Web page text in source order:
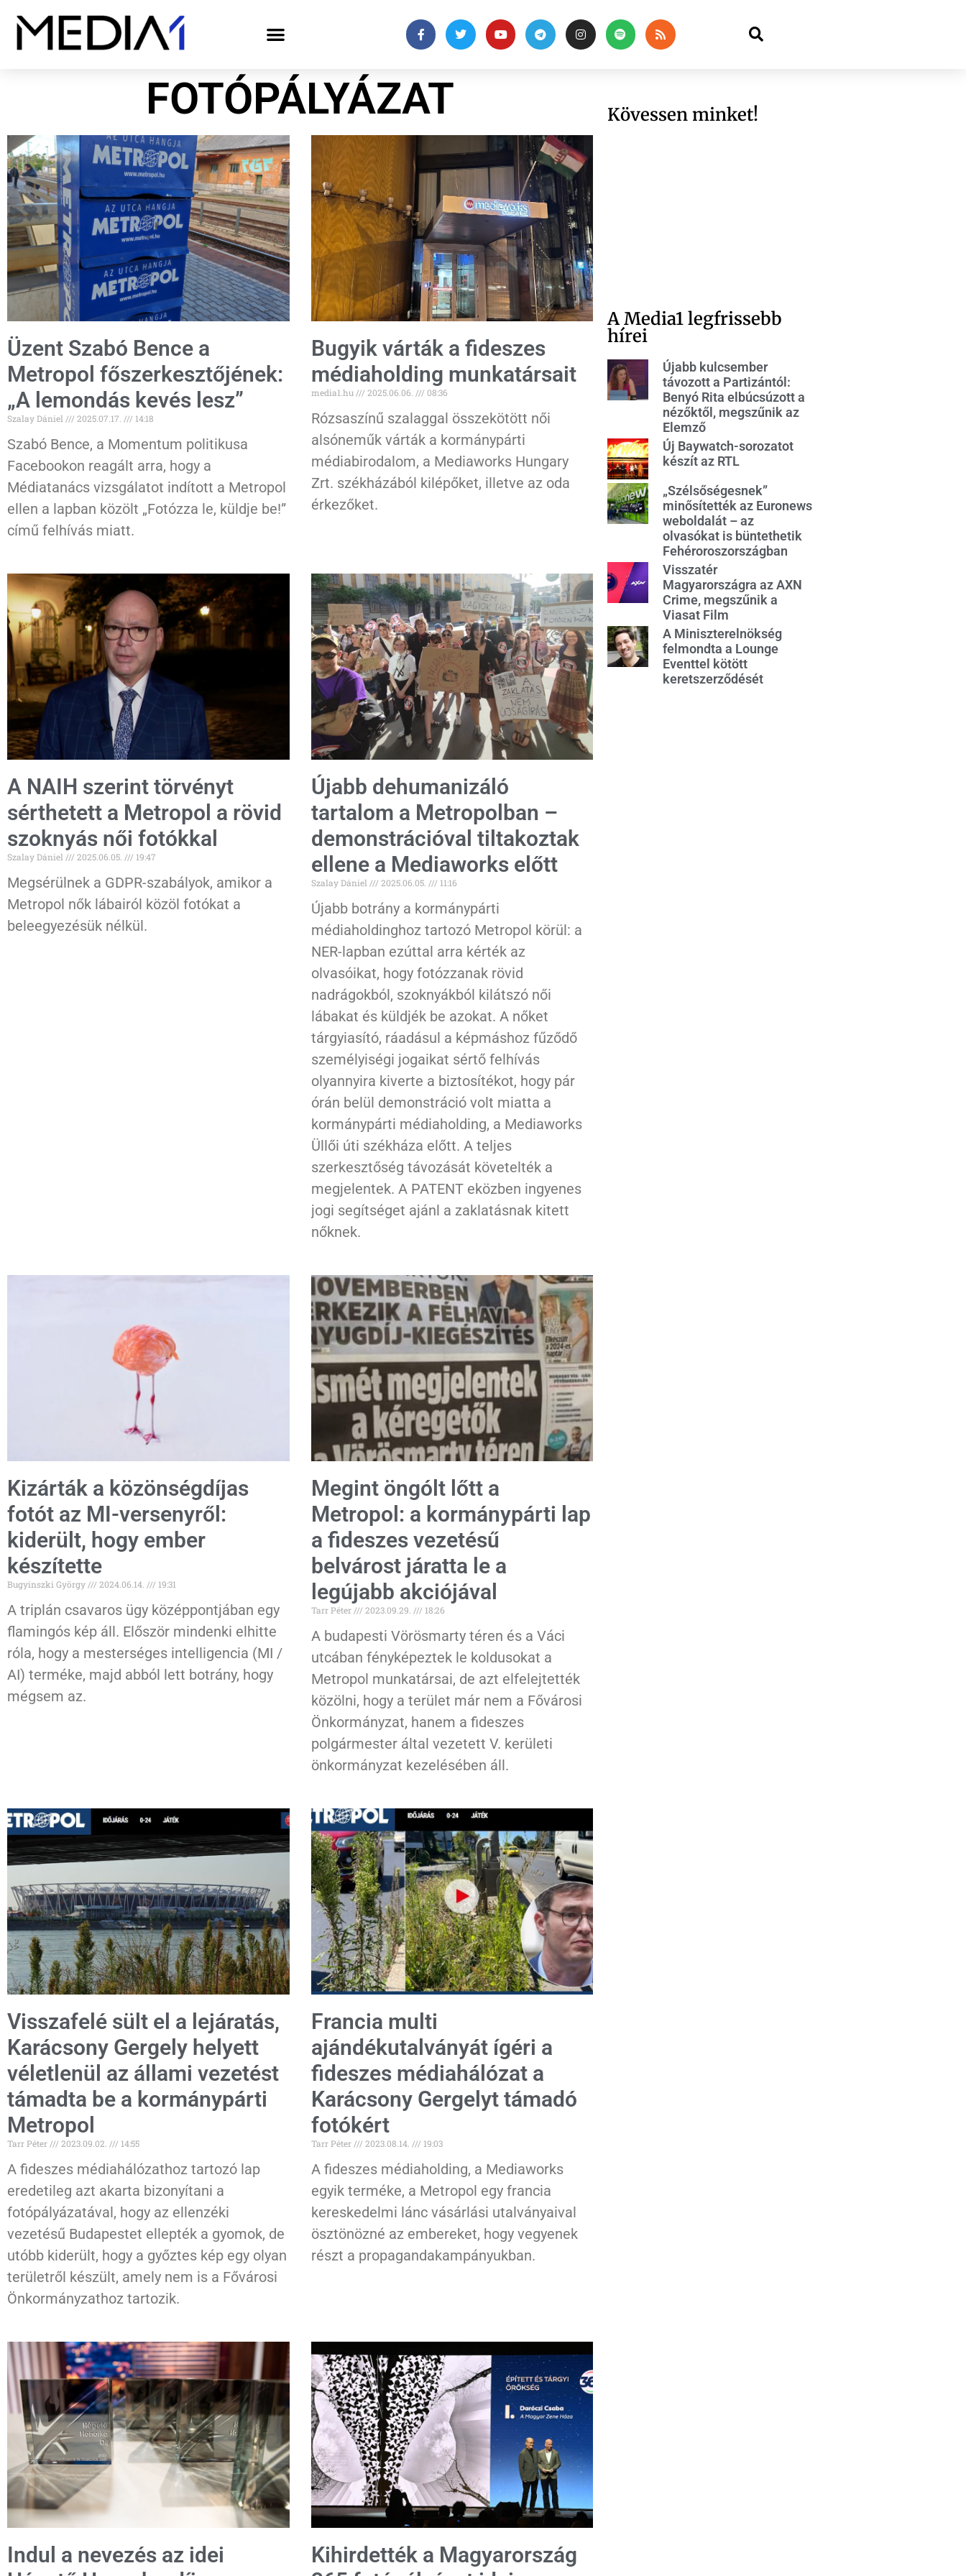
FOTÓPÁLYÁZAT
Üzent Szabó Bence a
Metropol főszerkesztőjének:
„A lemondás kevés lesz”
Szalay Dániel 2025.07.17. 14:18
Szabó Bence, a Momentum politikusa
Facebookon reagált arra, hogy a
Médiatanács vizsgálatot indított a Metropol
ellen a lapban közölt „Fotózza le, küldje be!”
című felhívás miatt.
Bugyik várták a fideszes
médiaholding munkatársait
media1.hu 2025.06.06. 08:36
Rózsaszínű szalaggal összekötött női
alsóneműk várták a kormánypárti
médiabirodalom, a Mediaworks Hungary
Zrt. székházából kilépőket, illetve az oda
érkezőket.
A NAIH szerint törvényt
sérthetett a Metropol a rövid
szoknyás női fotókkal
Szalay Dániel 2025.06.05. 19:47
Megsérülnek a GDPR-szabályok, amikor a
Metropol nők lábairól közöl fotókat a
beleegyezésük nélkül.
Újabb dehumanizáló
tartalom a Metropolban –
demonstrációval tiltakoztak
ellene a Mediaworks előtt
Szalay Dániel 2025.06.05. 11:16
Újabb botrány a kormánypárti
médiaholdinghoz tartozó Metropol körül: a
NER-lapban ezúttal arra kérték az
olvasóikat, hogy fotózzanak rövid
nadrágokból, szoknyákból kilátszó női
lábakat és küldjék be azokat. A nőket
tárgyiasító, ráadásul a képmáshoz fűződő
személyiségi jogaikat sértő felhívás
olyannyira kiverte a biztosítékot, hogy pár
órán belül demonstráció volt miatta a
kormánypárti médiaholding, a Mediaworks
Üllői úti székháza előtt. A teljes
szerkesztőség távozását követelték a
megjelentek. A PATENT eközben ingyenes
jogi segítséget ajánl a zaklatásnak kitett
nőknek.
Kizárták a közönségdíjas
fotót az MI-versenyről:
kiderült, hogy ember
készítette
Bugyinszki György 2024.06.14. 19:31
A triplán csavaros ügy középpontjában egy
flamingós kép áll. Először mindenki elhitte
róla, hogy a mesterséges intelligencia (MI /
AI) terméke, majd abból lett botrány, hogy
mégsem az.
Megint öngólt lőtt a
Metropol: a kormánypárti lap
a fideszes vezetésű
belvárost járatta le a
legújabb akciójával
Tarr Péter 2023.09.29. 18:26
A budapesti Vörösmarty téren és a Váci
utcában fényképeztek le koldusokat a
Metropol munkatársai, de azt elfelejtették
közölni, hogy a terület már nem a Fővárosi
Önkormányzat, hanem a fideszes
polgármester által vezetett V. kerületi
önkormányzat kezelésében áll.
Visszafelé sült el a lejáratás,
Karácsony Gergely helyett
véletlenül az állami vezetést
támadta be a kormánypárti
Metropol
Tarr Péter 2023.09.02. 14:55
A fideszes médiahálózathoz tartozó lap
eredetileg azt akarta bizonyítani a
fotópályázatával, hogy az ellenzéki
vezetésű Budapestet ellepték a gyomok, de
utóbb kiderült, hogy a győztes kép egy olyan
területről készült, amely nem is a Fővárosi
Önkormányzathoz tartozik.
Francia multi
ajándékutalványát ígéri a
fideszes médiahálózat a
Karácsony Gergelyt támadó
fotókért
Tarr Péter 2023.08.14. 19:03
A fideszes médiaholding, a Mediaworks
egyik terméke, a Metropol egy francia
kereskedelmi lánc vásárlási utalványaival
ösztönözné az embereket, hogy vegyenek
részt a propagandakampányukban.
Indul a nevezés az idei
Kihirdették a Magyarország
Kövessen minket!
A Media1 legfrissebb
hírei
Újabb kulcsember
távozott a Partizántól:
Benyó Rita elbúcsúzott a
nézőktől, megszűnik az
Elemző
Új Baywatch-sorozatot
készít az RTL
„Szélsőségesnek”
minősítették az Euronews
weboldalát – az
olvasókat is büntethetik
Fehéroroszországban
Visszatér
Magyarországra az AXN
Crime, megszűnik a
Viasat Film
A Miniszterelnökség
felmondta a Lounge
Eventtel kötött
keretszerződését